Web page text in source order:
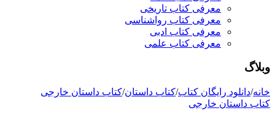
معرفی کتاب تاریخی
معرفی کتاب رواشناسی
معرفی کتاب ادبی
معرفی کتاب علمی
وبلاگ
خانه/دانلود رایگان کتاب/کتاب داستان/کتاب داستان خارجی
کتاب داستان خارجی